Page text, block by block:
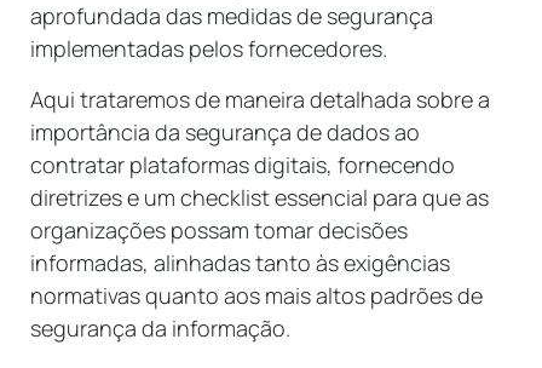
aprofundada das medidas de segurança
implementadas pelos fornecedores.
Aqui trataremos de maneira detalhada sobre a
importância da segurança de dados ao
contratar plataformas digitais, fornecendo
diretrizes e um checklist essencial para que as
organizações possam tomar decisões
informadas, alinhadas tanto às exigências
normativas quanto aos mais altos padrões de
segurança da informação.